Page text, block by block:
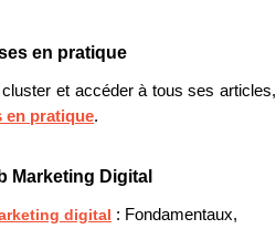
en pratique
et accéder à tous ses articles,
en pratique.
Marketing Digital
digital : Fondamentaux,